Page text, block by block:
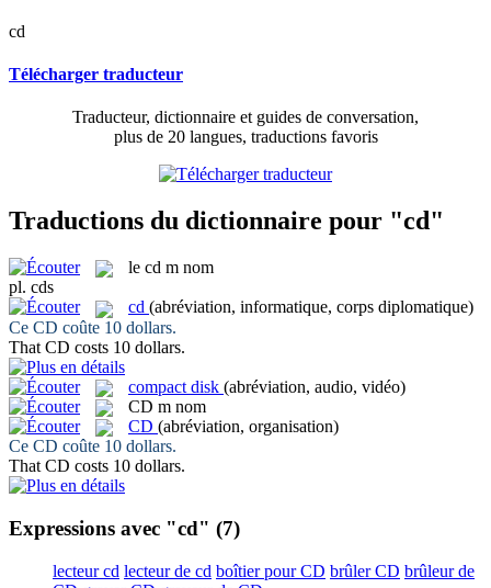
cd
Télécharger traducteur
Traducteur, dictionnaire et guides de conversation,
plus de 20 langues, traductions favoris
Traductions du dictionnaire pour "cd"
le cd m nom
pl. cds
cd (abréviation, informatique, corps diplomatique)
Ce CD coûte 10 dollars.
That CD costs 10 dollars.
compact disk (abréviation, audio, vidéo)
CD m nom
CD (abréviation, organisation)
Ce CD coûte 10 dollars.
ThatCD costs 10 dollars.
Expressions avec "cd" (7)
lecteur cd lecteur de cd boîtier pour CD brûler CD brûleur de